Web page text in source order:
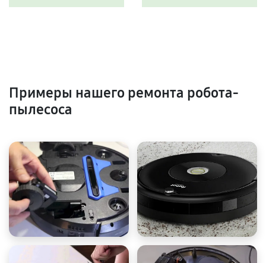
Примеры нашего ремонта робота-
пылесоса